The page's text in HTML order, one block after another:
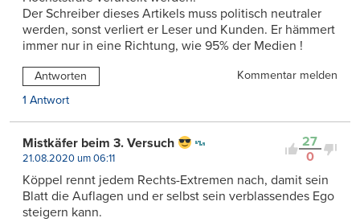
Der Schreiber dieses Artikels muss politisch neutraler
werden, sonst verliert er Leser und Kunden. Er hämmert
immer nur in eine Richtung, wie 95% der Medien !
Antworten
Kommentar melden
1 Antwort
27
0
Mistkäfer beim 3. Versuch
21.08.2020 um 06:11
Köppel rennt jedem Rechts-Extremen nach, damit sein
Blatt die Auflagen und er selbst sein verblassendes Ego
steigern kann.